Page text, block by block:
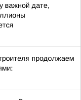
важной дате,
продолжаем